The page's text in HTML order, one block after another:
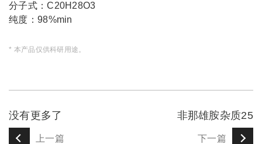
分子式：C20H28O3
纯度：98%min
* 本产品仅供科研用途。
没有更多了
上一篇
非那雄胺杂质25
下一篇